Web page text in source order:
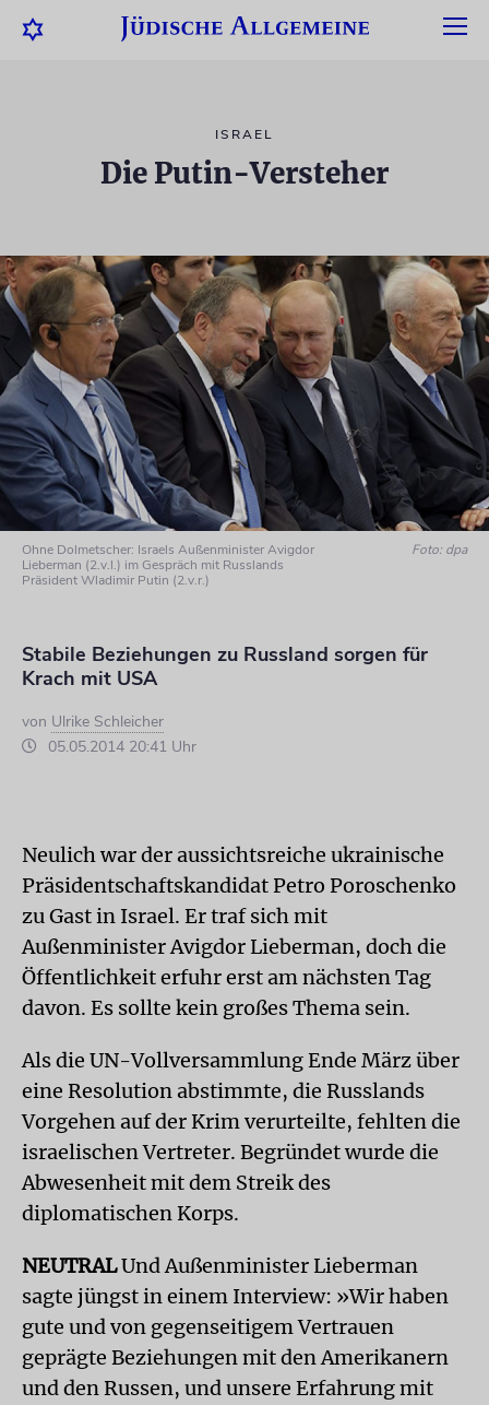
ISRAEL
Die Putin-Versteher
Ohne Dolmetscher: Israels Außenminister Avigdor
Lieberman (2.v.l.) im Gespräch mit Russlands
Präsident Wladimir Putin (2.v.r.)
Foto: dpa
Stabile Beziehungen zu Russland sorgen für
Krach mit USA
von Ulrike Schleicher
05.05.2014 20:41 Uhr
Neulich war der aussichtsreiche ukrainische
Präsidentschaftskandidat Petro Poroschenko
zu Gast in Israel. Er traf sich mit
Außenminister Avigdor Lieberman, doch die
Öffentlichkeit erfuhr erst am nächsten Tag
davon. Es sollte kein großes Thema sein.
Als die UN-Vollversammlung Ende März über
eine Resolution abstimmte, die Russlands
Vorgehen auf der Krim verurteilte, fehlten die
israelischen Vertreter. Begründet wurde die
Abwesenheit mit dem Streik des
diplomatischen Korps.
NEUTRALUnd Außenminister Lieberman
sagte jüngst in einem Interview: »Wir haben
gute und von gegenseitigem Vertrauen
geprägte Beziehungen mit den Amerikanern
und den Russen, und unsere Erfahrung mit